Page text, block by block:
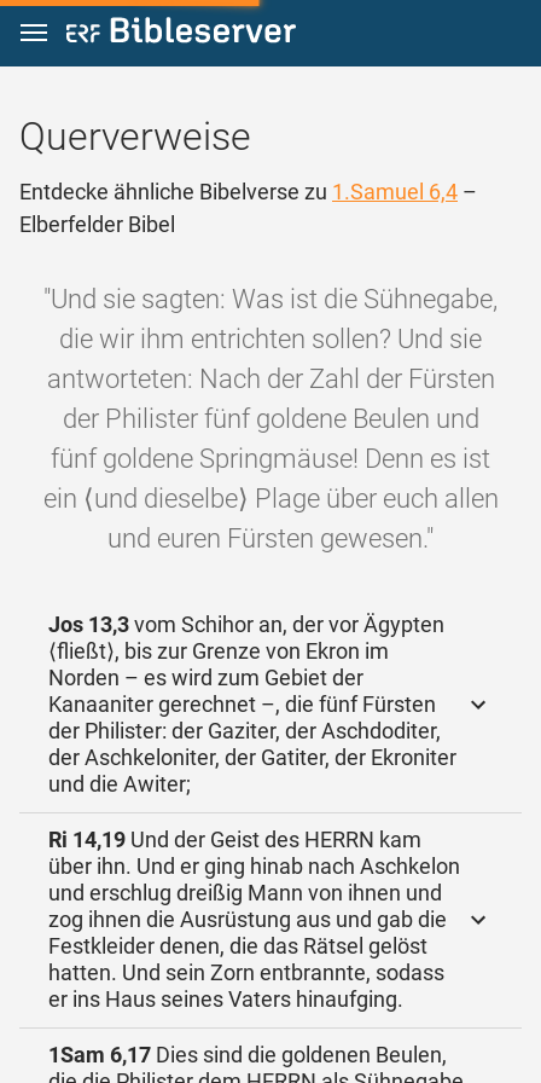
Zum Inhalt springen
Querverweise
Entdecke ähnliche Bibelverse zu 1.Samuel 6,4 –
Elberfelder Bibel
"Und sie sagten: Was ist die Sühnegabe,
die wir ihm entrichten sollen? Und sie
antworteten: Nach der Zahl der Fürsten
der Philister fünf goldene Beulen und
fünf goldene Springmäuse! Denn es ist
ein ⟨und dieselbe⟩ Plage über euch allen
und euren Fürsten gewesen."
Jos 13,3vom Schihor an, der vor Ägypten
⟨fließt⟩, bis zur Grenze von Ekron im
Norden – es wird zum Gebiet der
Kanaaniter gerechnet –, die fünf Fürsten
der Philister: der Gaziter, der Aschdoditer,
der Aschkeloniter, der Gatiter, der Ekroniter
und die Awiter;
Ri 14,19 Und der Geist des HERRN kam
über ihn. Und er ging hinab nach Aschkelon
und erschlug dreißig Mann von ihnen und
zog ihnen die Ausrüstung aus und gab die
Festkleider denen, die das Rätsel gelöst
hatten. Und sein Zorn entbrannte, sodass
er ins Haus seines Vaters hinaufging.
1Sam 6,17 Dies sind die goldenen Beulen,